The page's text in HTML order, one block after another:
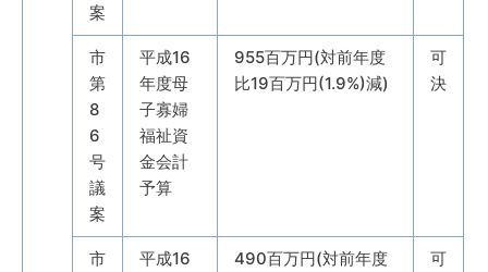
案
市
第
8
6
号
議
案
平成16
年度母
子寡婦
福祉資
金会計
予算
955百万円(対前年度
比19百万円(1.9%)減)
可
決
市
平成16
490百万円(対前年度
可